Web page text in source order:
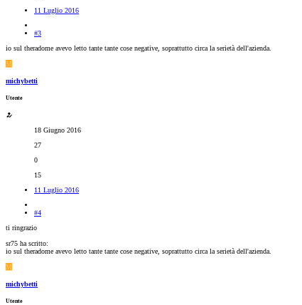
11 Luglio 2016
#3
io sul theradome avevo letto tante tante cose negative, soprattutto circa la serietà dell'azienda.
M
michybetti
Utente
18 Giugno 2016
27
0
15
11 Luglio 2016
#4
ti ringrazio
sr75 ha scritto:
io sul theradome avevo letto tante tante cose negative, soprattutto circa la serietà dell'azienda.
M
michybetti
Utente